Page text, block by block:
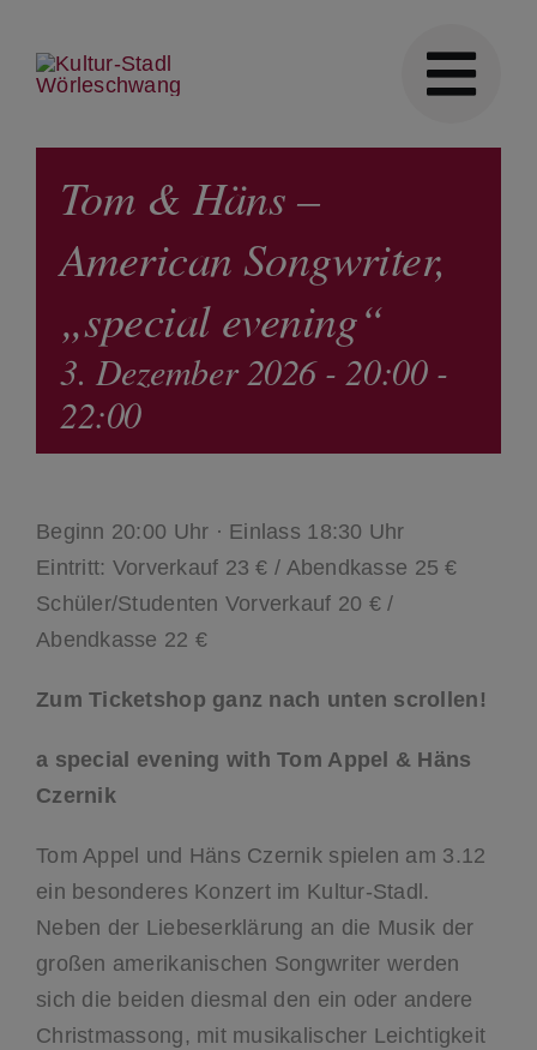
content
Tom & Häns –
American Songwriter,
„special evening“
3. Dezember 2026 - 20:00-
22:00
Beginn 20:00 Uhr · Einlass 18:30 Uhr
Eintritt: Vorverkauf 23 € / Abendkasse 25 €
Schüler/Studenten Vorverkauf 20 € /
Abendkasse 22 €
Zum Ticketshop ganz nach unten scrollen!
a special evening with Tom Appel & Häns
Czernik
Tom Appel und Häns Czernik spielen am 3.12
ein besonderes Konzert im Kultur-Stadl.
Neben der Liebeserklärung an die Musik der
großen amerikanischen Songwriter werden
sich die beiden diesmal den ein oder andere
Christmassong, mit musikalischer Leichtigkeit